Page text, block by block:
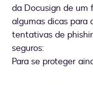
da Docusign de um
algumas dicas para
tentativas de
seguros:
Para se proteger